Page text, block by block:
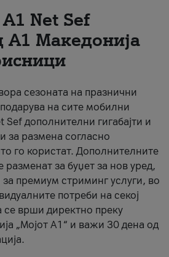
Net Sеf
А1 Македонија
сезоната на празнични
на сите мобилни
дополнителни гигабајти и
за размена согласно
го користат. Дополнителните
разменат за буџет за нов уред,
премиум стриминг услуги, во
потреби на секој
се врши директно преку
„Мојот А1“ и важи 30 дена од